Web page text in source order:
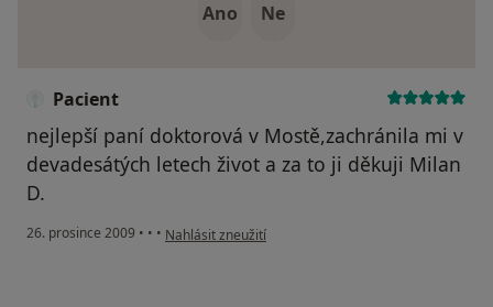
Ano Ne
Pacient
nejlepší paní doktorová v Mostě,zachránila mi v
devadesátých letech život a za to ji děkuji Milan
D.
26. prosince 2009 • • • podle názoru uživatele Pacient
Nahlásit zneužití